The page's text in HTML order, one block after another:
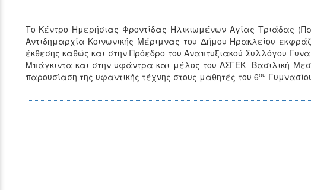
Το Κέντρο Ημερήσιας Φροντίδας Ηλικιωμένων Αγίας Τριάδας
Αντιδημαρχία Κοινωνικής Μέριμνας του Δήμου Ηρακλείου
έκθεσης καθώς και στην Πρόεδρο του Αναπτυξιακού Συλλόγου
Μπάγκιντα και στην υφάντρα και μέλος του ΑΣΓΕΚ Βασιλική
παρουσίαση της υφαντικής τέχνης στους μαθητές του 6ου